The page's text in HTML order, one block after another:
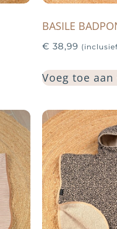
BASILE
€ 38,99
Voeg toe